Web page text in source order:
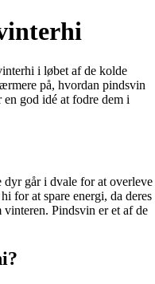
i løbet af de kolde
på, hvordan pindsvin
god idé at fodre dem i
går i dvale for at overleve
for at spare energi, da deres
Pindsvin er et af de